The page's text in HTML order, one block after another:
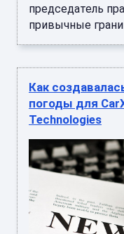
председатель
привычные
Как
погоды для
Technologies